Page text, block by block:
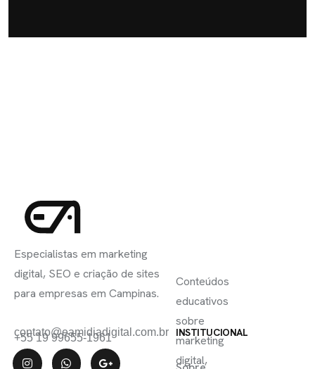
Especialistas em marketing
digital, SEO e criação de sites
para empresas em Campinas.
contato@eamidiadigital.com.br
+55 19 99655-1961 INSTITUCIONAL
Conteúdos
educativos
sobre
marketing
digital,